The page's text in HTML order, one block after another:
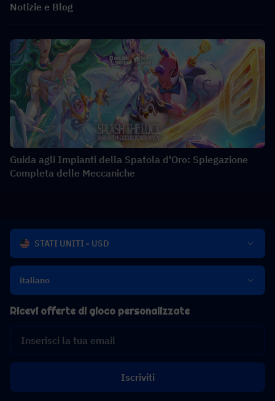
Notizie e Blog
Guida agli Impianti della Spatola d'Oro: Spiegazione
Completa delle Meccaniche
STATI UNITI - USD
italiano
Ricevi offerte di gioco personalizzate
Iscriviti